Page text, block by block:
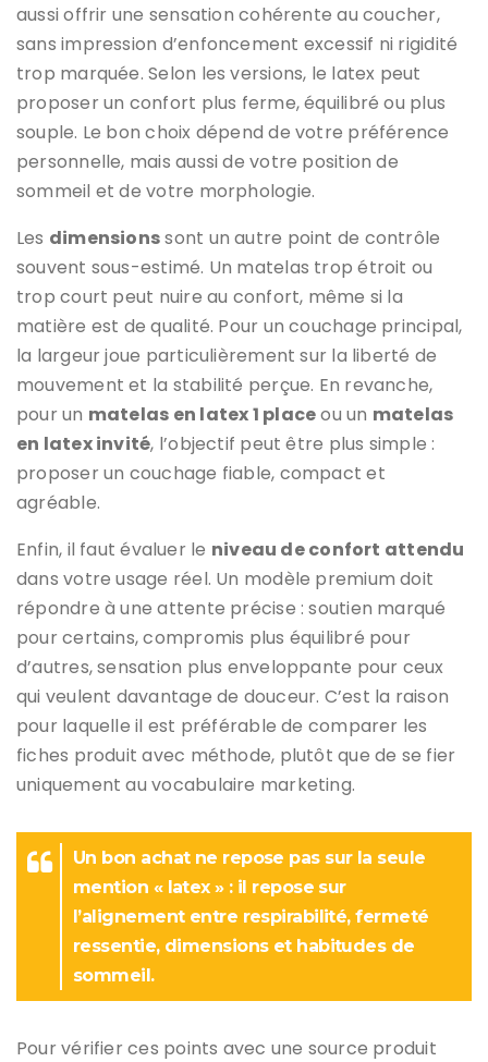
aussi offrir une sensation cohérente au coucher,
sans impression d’enfoncement excessif ni rigidité
trop marquée. Selon les versions, le latex peut
proposer un confort plus ferme, équilibré ou plus
souple. Le bon choix dépend de votre préférence
personnelle, mais aussi de votre position de
sommeil et de votre morphologie.
Les dimensionssont un autre point de contrôle
souvent sous-estimé. Un matelas trop étroit ou
trop court peut nuire au confort, même si la
matière est de qualité. Pour un couchage principal,
la largeur joue particulièrement sur la liberté de
mouvement et la stabilité perçue. En revanche,
pour un matelas en latex 1 placeou un matelas
en latex invité, l’objectif peut être plus simple :
proposer un couchage fiable, compact et
agréable.
Enfin, il faut évaluer le niveau de confort attendu
dans votre usage réel. Un modèle premium doit
répondre à une attente précise : soutien marqué
pour certains, compromis plus équilibré pour
d’autres, sensation plus enveloppante pour ceux
qui veulent davantage de douceur. C’est la raison
pour laquelle il est préférable de comparer les
fiches produit avec méthode, plutôt que de se fier
uniquement au vocabulaire marketing.
Un bon achat ne repose pas sur la seule
mention « latex » : il repose sur
l’alignement entre respirabilité, fermeté
ressentie, dimensions et habitudes de
sommeil.
Pour vérifier ces points avec une source produit